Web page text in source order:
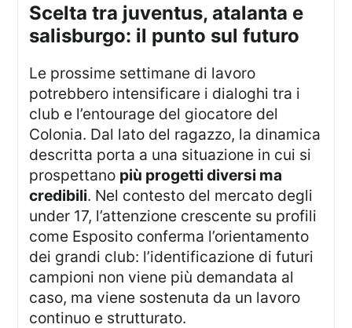
scelta tra juventus, atalanta e
salisburgo: il punto sul futuro
Le prossime settimane di lavoro
potrebbero intensificare i dialoghi tra i
club e l’entourage del giocatore del
Colonia. Dal lato del ragazzo, la dinamica
descritta porta a una situazione in cui si
prospettano più progetti diversi ma
credibili. Nel contesto del mercato degli
under 17, l’attenzione crescente su profili
come Esposito conferma l’orientamento
dei grandi club: l’identificazione di futuri
campioni non viene più demandata al
caso, ma viene sostenuta da un lavoro
continuo e strutturato.